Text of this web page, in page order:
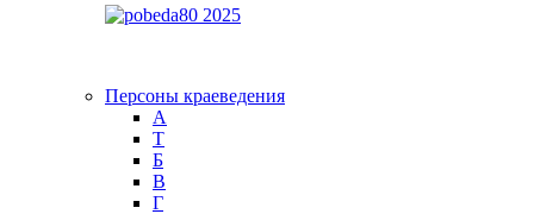
Персоны краеведения
А
T
Б
В
Г